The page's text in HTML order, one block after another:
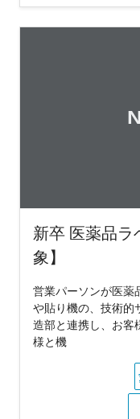
新卒 医薬品ラ
象】
営業パーソンが医薬
や貼り機の、技術的
造部と連携し、お客
様と機